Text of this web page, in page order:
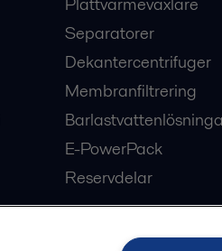
Separatorer
Dekantercentrifuger
Membranfiltrering
E-PowerPack
Reservdelar